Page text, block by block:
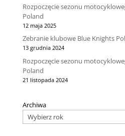
Rozpoczęcie sezonu
Poland
12 maja 2025
Zebranie klubowe Blue Knights
13 grudnia 2024
Rozpoczęcie sezonu
Poland
21 listopada 2024
Archiwa